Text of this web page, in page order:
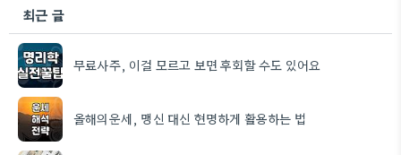
최근 글
무료사주, 이걸 모르고 보면 후회할 수도 있어요
올해의운세, 맹신 대신 현명하게 활용하는 법